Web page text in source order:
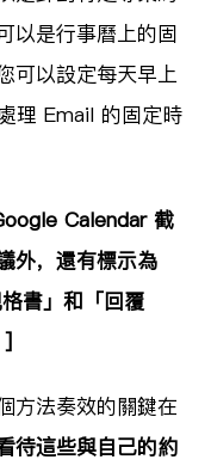
以是行事曆上的固
可以設定每天早上
理 Email 的固定時
Calendar 截
外，還有標示為
格書」和「回覆
]
方法奏效的關鍵在
待這些與自己的約